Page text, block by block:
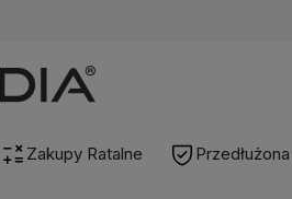
Zakupy Ratalne